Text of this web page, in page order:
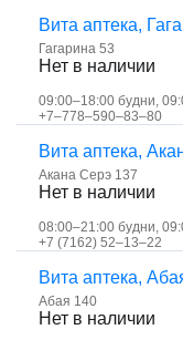
Вита аптека,
Гагарина 53
Нет в наличии
09:00–18:00 будни,
+7‒778‒590‒83‒80
Вита аптека,
Акана Серэ 137
Нет в наличии
08:00–21:00 будни,
+7 (7162) 52‒13‒22
Вита аптека,
Абая 140
Нет в наличии